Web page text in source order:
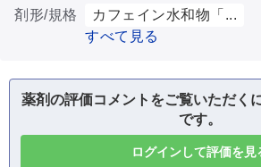
剤形/規格
カフェイン水和物「...
すべて見る
薬剤の評価コメントをご覧いただく
です。
ログインして評価を見